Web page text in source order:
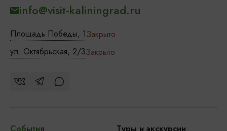
Площадь Победы, 1Закрыто
ул. Октябрьская, 2/3Закрыто
info@visit-kaliningrad.ru